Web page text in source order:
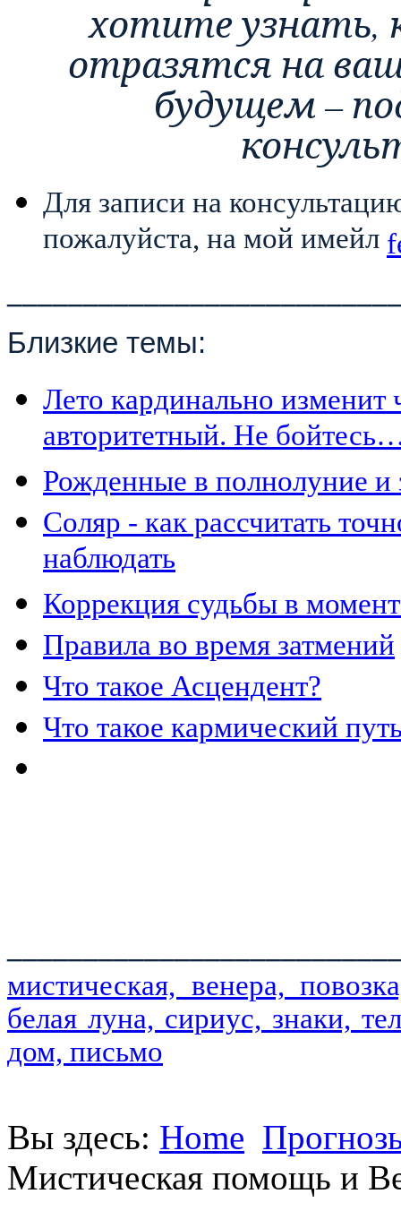
хотите узнать,
отразятся на
будущем –
Для записи на
пожалуйста, на мой имейл
Близкие темы:
Лето кардинально изменит
авторитетный. Не
Рожденные в полнолуние и
Соляр - как рассчитать
наблюдать
Коррекция судьбы в
Правила во время затмений
Что такое Асцендент?
Что такое кармический
мистическая, венера,
белая луна, сириус, знаки,
дом, письмо
Вы здесь: Home
Мистическая помощь и